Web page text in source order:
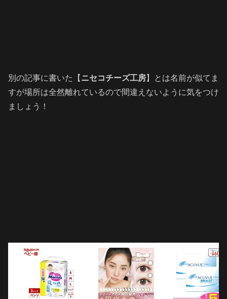
別の記事に書いた【 ニセコチーズ工房】とは名前が似てま
すが場所は全然離れているので間違えないように気をつけ
ましょう！